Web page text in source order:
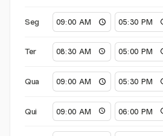
Seg
Ter
Qua
Qui